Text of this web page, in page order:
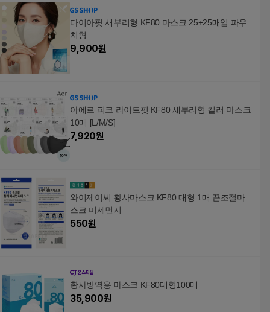
다이아핏 새부리형 KF80 마스크 25+25매입 파우
치형
9,900원
아에르 피크 라이트핏 KF80 새부리형 컬러 마스크
10매 [L/M/S]
7,920원
와이제이씨 황사마스크 KF80 대형 1매 끈조절마
스크 미세먼지
550원
황사방역용 마스크 KF80대형100매
35,900원